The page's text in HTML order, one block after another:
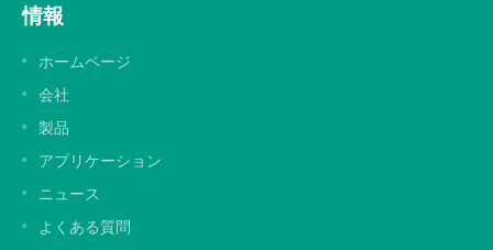
情報
ホームページ
会社
製品
アプリケーション
ニュース
よくある質問